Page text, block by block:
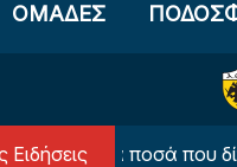
OΜΑΔΕΣ
Ειδήσεις
Τα ποσά που δίνει